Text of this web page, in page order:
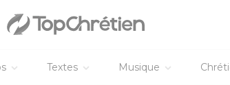
Textes Musique